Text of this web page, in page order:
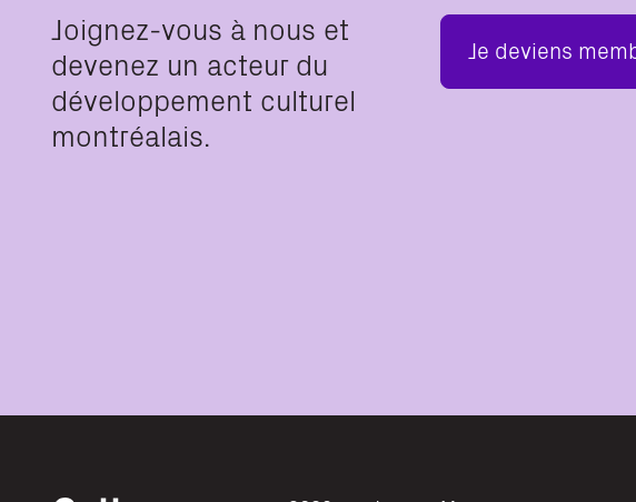
Joignez-vous à nous et
devenez un acteur du
développement culturel
montréalais.
Je deviens